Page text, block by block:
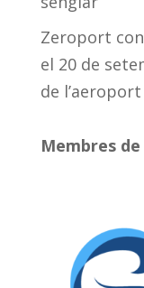
Zeroport
el 20 de
de
Membres de